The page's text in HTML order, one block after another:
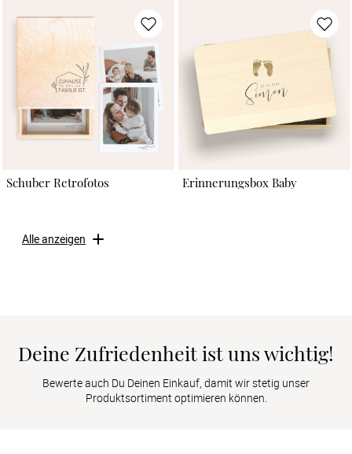
Schuber Retrofotos Erinnerungsbox Baby
Alle anzeigen
Deine Zufriedenheit ist uns wichtig!
Bewerte auch Du Deinen Einkauf, damit wir stetig unser
Produktsortiment optimieren können.